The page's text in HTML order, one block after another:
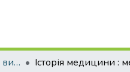
Навчально-методичні видання. Кафедра громадського здоров'я та управління охороною здоров'я